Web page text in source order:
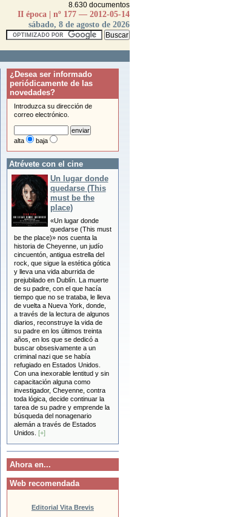
8.630 documentos
II época | nº 177 — 2012-05-14
sábado, 8 de agosto de 2026
¿Desea ser informado
periódicamente de las
novedades?
Introduzca su dirección de
correo electrónico.
alta baja
Atrévete con el cine
Un lugar donde
quedarse (This
must be the
place)
«Un lugar donde
quedarse (This must
be the place)» nos cuenta la
historia de Cheyenne, un judío
cincuentón, antigua estrella del
rock, que sigue la estética gótica
y lleva una vida aburrida de
prejubilado en Dublín. La muerte
de su padre, con el que hacía
tiempo que no se trataba, le lleva
de vuelta a Nueva York, donde,
a través de la lectura de algunos
diarios, reconstruye la vida de
su padre en los últimos treinta
años, en los que se dedicó a
buscar obsesivamente a un
criminal nazi que se había
refugiado en Estados Unidos.
Con una inexorable lentitud y sin
capacitación alguna como
investigador, Cheyenne, contra
toda lógica, decide continuar la
tarea de su padre y emprende la
búsqueda del nonagenario
alemán a través de Estados
Unidos. [+]
Ahora en...
Web recomendada
Editorial Vita Brevis